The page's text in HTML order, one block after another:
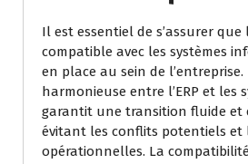
Il est essentiel de s’assurer que
compatible avec les systèmes
en place au sein de
harmonieuse entre l’ERP et les
garantit une transition fluide et
évitant les conflits potentiels et
opérationnelles. La